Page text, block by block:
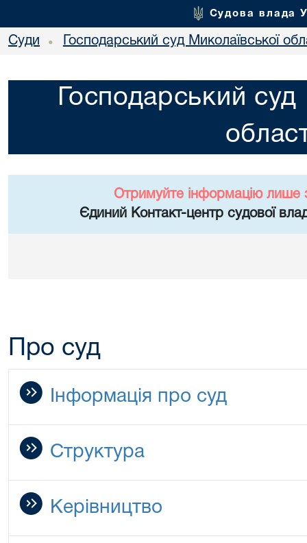
Судова влада
Суди • Господарський суд Миколаївської
Господарський суд
Отримуйте інформацію лише
Єдиний Контакт-центр судової
Про суд
Інформація про суд
Структура
Керівництво